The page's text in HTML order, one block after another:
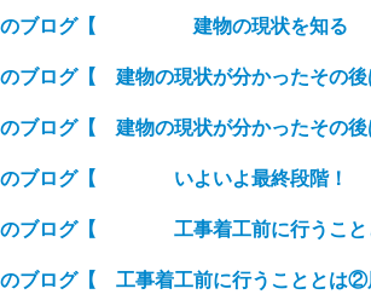
目のブログ【 建物の現状を知る
ブログ【 建物の現状が分かったその後
ブログ【 建物の現状が分かったその後
のブログ【 いよいよ最終段階！
のブログ【 工事着工前に行う
ブログ【 工事着工前に行うこととは②